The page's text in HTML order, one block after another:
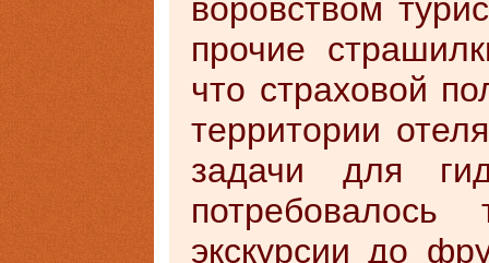
воровством
прочие
что страховой
территории
задачи для
экскурсии до